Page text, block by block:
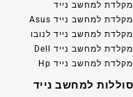
מקלדת למחשב נייד
מקלדת למחשב נייד Asus
מקלדת למחשב נייד לנובו
מקלדת למחשב נייד Dell
מקלדת למחשב נייד Hp
סוללות למחשב נייד